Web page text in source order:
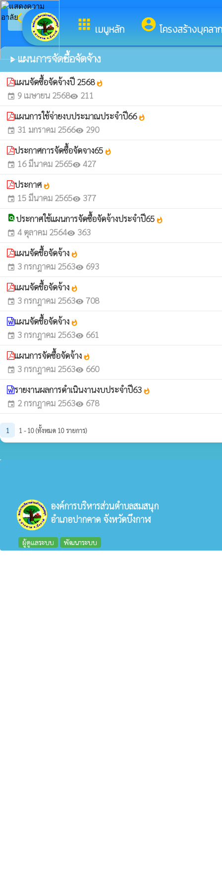
apps เมนูหลัก account_circle โครงสร้างบุคลา
arrow_back_ios กลับเมนูหลัก
play_arrowแผนการจัดซื้อจัดจ้าง
แผนจัดซื้อจัดจ้างปี 2568whatshot
event 9 เมษายน 2568visibility 211
แผนการใช้จ่ายงบประมาณประจำปี66whatshot
event 31 มกราคม 2566visibility 290
ประกาศการจัดซื้อจัดจาง65 whatshot
event 16 มีนาคม 2565visibility 427
ประกาศ whatshot
event 15 มีนาคม 2565visibility 377
find_in_page ประกาศใช้แผนการจัดซื้อจัดจ้างประจำปี65 whatshot
event 4 ตุลาคม 2564visibility 363
แผนจัดชื้อจัดจ้าง whatshot
event 3 กรกฎาคม 2563visibility 693
แผนจัดชื้อจัดจ้าง whatshot
event 3 กรกฎาคม 2563visibility 708
แผนจัดชื้อจัดจ้าง whatshot
event 3 กรกฎาคม 2563visibility 661
แผนการจัดซื้อจัดจ้าง whatshot
event 3 กรกฎาคม 2563visibility 660
รายงานผลการดำเนินงานงบประจำปี63 whatshot
event 2 กรกฎาคม 2563visibility 678
1 1 - 10 (ทั้งหมด 10 รายการ)
องค์การบริหารส่วนตำบลสมสนุก
อำเภอปากคาด จังหวัดบึงกาฬ
ผู้ดูแลระบบ พัฒนาระบบ